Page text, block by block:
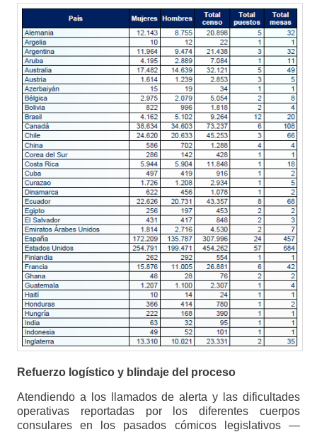
Refuerzo logístico y blindaje del proceso
Atendiendo a los llamados de alerta y las dificultades
operativas reportadas por los diferentes cuerpos
consulares en los pasados ​​cómicos legislativos —